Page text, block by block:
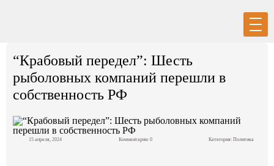
Вход
Политика
“Крабовый передел”: Шесть
рыболовных компаний перешли в
собственность РФ
15 апреля, 2024 Комментарии: 0 Категория: Политика